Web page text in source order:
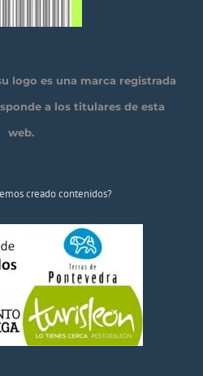
logo es una marca registrada
a los titulares de esta
web.
creado contenidos?